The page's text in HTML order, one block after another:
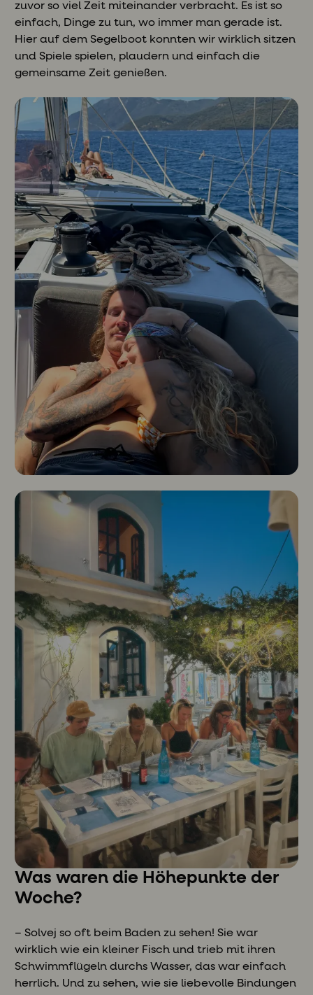
zuvor so viel Zeit miteinander verbracht. Es ist so
einfach, Dinge zu tun, wo immer man gerade ist.
Hier auf dem Segelboot konnten wir wirklich sitzen
und Spiele spielen, plaudern und einfach die
gemeinsame Zeit genießen.
Was waren die Höhepunkte der
Woche?
– Solvej so oft beim Baden zu sehen! Sie war
wirklich wie ein kleiner Fisch und trieb mit ihren
Schwimmflügeln durchs Wasser, das war einfach
herrlich. Und zu sehen, wie sie liebevolle Bindungen